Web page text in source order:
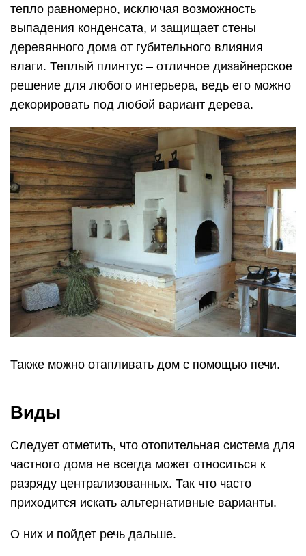
тепло равномерно, исключая возможность
выпадения конденсата, и защищает стены
деревянного дома от губительного влияния
влаги. Теплый плинтус – отличное дизайнерское
решение для любого интерьера, ведь его можно
декорировать под любой вариант дерева.
Также можно отапливать дом с помощью печи.
Виды
Следует отметить, что отопительная система для
частного дома не всегда может относиться к
разряду централизованных. Так что часто
приходится искать альтернативные варианты.
О них и пойдет речь дальше.